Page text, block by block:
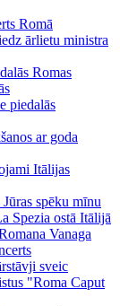
Romā
ārlietu ministra
Romas
piedalās
ar goda
Itālijas
spēku mīnu
Spezia ostā Itālijā
Vanaga
sveic
"Roma Caput